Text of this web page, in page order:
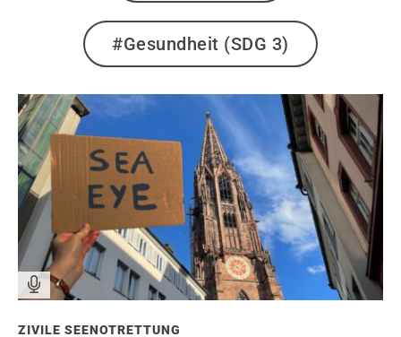
#Gesundheit (SDG 3)
ZIVILE SEENOTRETTUNG